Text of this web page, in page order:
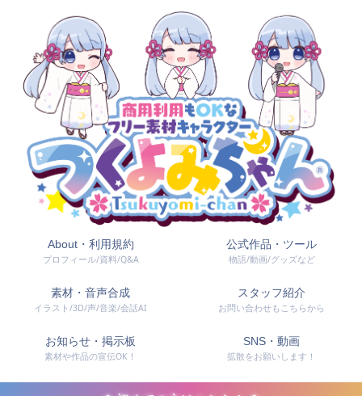
About・利用規約
プロフィール/資料/Q&A
公式作品・ツール
物語/動画/グッズなど
素材・音声合成
イラスト/3D/声/音楽/会話AI
スタッフ紹介
お問い合わせもこちらから
お知らせ・掲示板
素材や作品の宣伝OK！
SNS・動画
拡散をお願いします！